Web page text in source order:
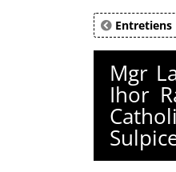
Entretiens
Mgr
Ihor